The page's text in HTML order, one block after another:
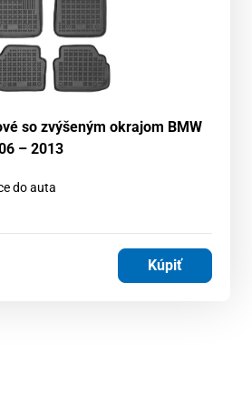
so zvýšeným okrajom BMW
– 2013
do auta
Kúpiť